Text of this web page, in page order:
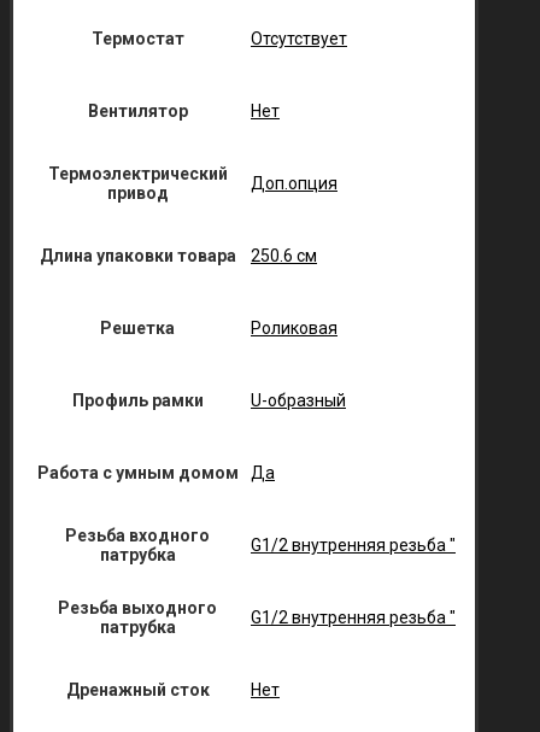
Термостат Отсутствует
Вентилятор Нет
Термоэлектрический
привод
Доп.опция
Длина упаковки товара 250.6 см
Решетка Роликовая
Профиль рамки U-образный
Работа с умным домом Да
Резьба входного
патрубка
G1/2 внутренняя резьба "
Резьба выходного
патрубка
G1/2 внутренняя резьба "
Дренажный сток Нет